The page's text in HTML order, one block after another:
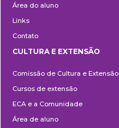
Área do aluno
Links
Contato
e
Extensão
CULTURA E EXTENSÃO
Comissão de Cultura e Extensão
Cursos de extensão
ECA e a Comunidade
Área de aluno